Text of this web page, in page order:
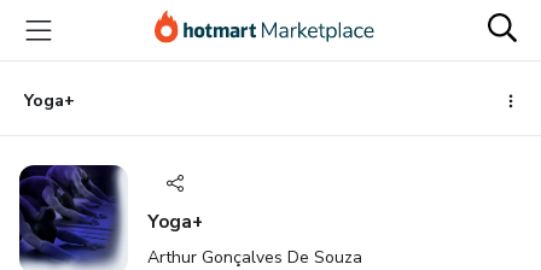
para
conteúdo
principal
para
pagamento
para
rodapé
Yoga+
Yoga+
Arthur Gonçalves De Souza